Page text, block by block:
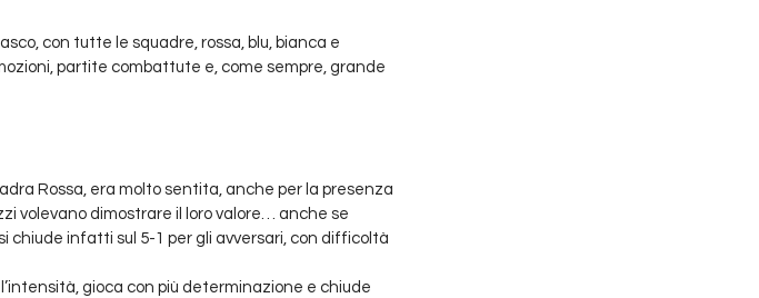
con tutte le squadre, rossa, blu, bianca e
partite combattute e, come sempre, grande
Rossa, era molto sentita, anche per la presenza
volevano dimostrare il loro valore… anche se
chiude infatti sul 5-1 per gli avversari, con difficoltà
gioca con più determinazione e chiude